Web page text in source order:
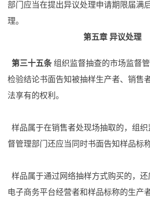
部门应当在提出异议处理申请期限届满
理。
第五章 异议处理
第三十五条 组织监督抽查的市场监督
检验结论书面告知被抽样生产者、销售
法享有的权利。
样品属于在销售者处现场抽取的，组
督管理部门还应当同时书面告知样品标
样品属于通过网络抽样方式购买的，
电子商务平台经营者和样品标称的生产者